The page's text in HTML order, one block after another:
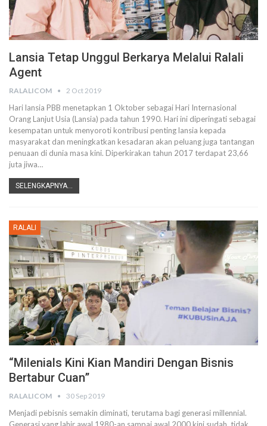
Lansia Tetap Unggul Berkarya Melalui Ralali
Agent
RALALICOM 2 Oct 2019
Hari lansia PBB menetapkan 1 Oktober sebagai Hari Internasional
Orang Lanjut Usia (Lansia) pada tahun 1990. Hari ini diperingati sebagai
kesempatan untuk menyoroti kontribusi penting lansia kepada
masyarakat dan meningkatkan kesadaran akan peluang juga tantangan
penuaan di dunia masa kini. Diperkirakan tahun 2017 terdapat 23,66
juta jiwa…
SELENGKAPNYA...
RALALI
“Milenials Kini Kian Mandiri Dengan Bisnis
Bertabur Cuan”
RALALICOM 30 Sep 2019
Menjadi pebisnis semakin diminati, terutama bagi generasi millennial.